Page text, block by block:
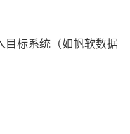
目标系统（如帆软数据